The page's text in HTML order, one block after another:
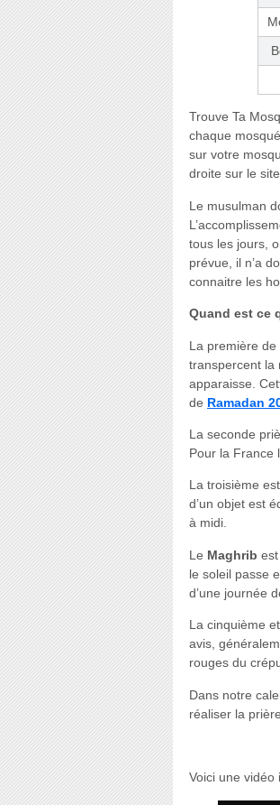
Trouve Ta
chaque
sur votre
droite sur le
Le musulman
tous les jours,
prévue, il n’a
connaitre les
Quand est ce
La première de
transpercent la
apparaisse.
de Ramadan
La seconde
Pour la France
La troisième
d’un objet est
à midi.
Le Maghrib
le soleil passe
d’une journée
La cinquième
avis,
rouges du
Dans notre
réaliser la
Voici une vidéo